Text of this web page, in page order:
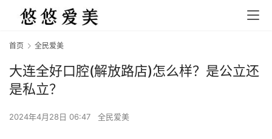
首页 全民爱美
大连全好口腔(解放路店)怎么样？是公立还
是私立？
2024年4月28日 06:47 全民爱美